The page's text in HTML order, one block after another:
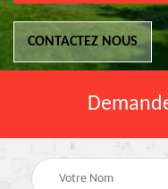
CONTACTEZ NOUS